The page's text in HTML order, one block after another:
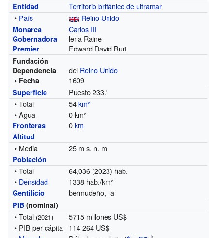
Entidad
Territorio británico de ultramar
• País Reino Unido
Monarca
Gobernadora
Premier
Carlos III
lena Raine
Edward David Burt
Fundación
Dependencia
• Fecha
del Reino Unido
1609
Superficie
Puesto 233.º
• Total
54km²
• Agua
0 km²
Fronteras 0km
Altitud
• Media 25 m s. n. m.
Población
• Total
64,036 (2023) hab.
• Densidad 1338 hab./km²
Gentilicio bermudeño, -a
PIB (nominal)
• Total (2021)
5715 millones US$
• PIB per cápita
114 264 US$